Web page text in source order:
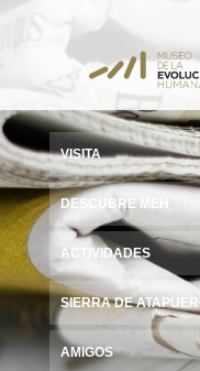
VISITA
DESCUBRE MEH
ACTIVIDADES
SIERRA DE
AMIGOS